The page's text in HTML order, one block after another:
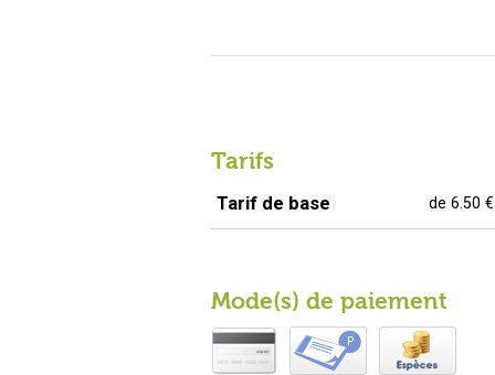
Tarifs
Tarif de base de 6.50
Mode(s) de paiement